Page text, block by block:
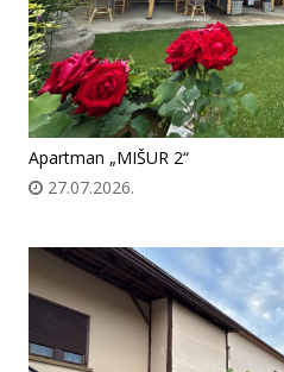
Apartman „MIŠUR 2“
27.07.2026.